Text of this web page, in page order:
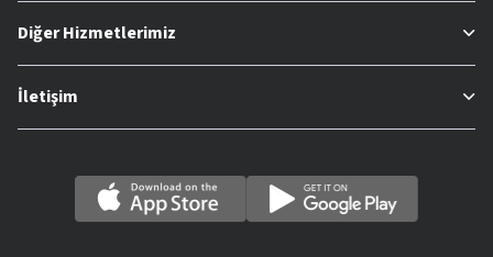
Diğer Hizmetlerimiz
İletişim